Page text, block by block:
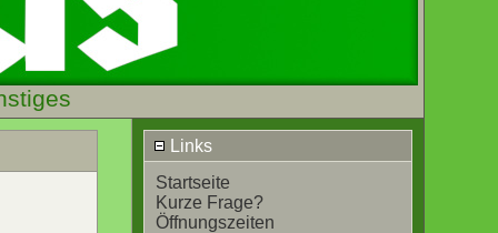
Links
Startseite
Kurze Frage?
Öffnungszeiten